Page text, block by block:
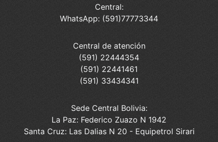
Central:
WhatsApp: (591)77773344
Central de atención
(591) 22444354
(591) 22441461
(591) 33434341
Sede Central Bolivia:
La Paz: Federico Zuazo N 1942
Santa Cruz: Las Dalias N 20 - Equipetrol Sirari